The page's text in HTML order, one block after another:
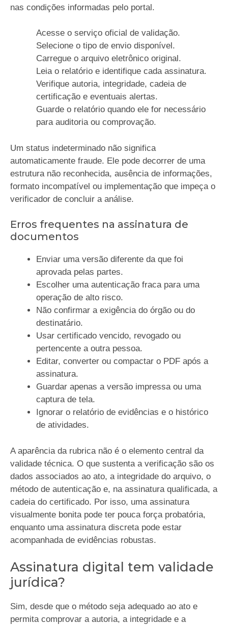
nas condições informadas pelo portal.
Acesse o serviço oficial de validação.
Selecione o tipo de envio disponível.
Carregue o arquivo eletrônico original.
Leia o relatório e identifique cada assinatura.
Verifique autoria, integridade, cadeia de
certificação e eventuais alertas.
Guarde o relatório quando ele for necessário
para auditoria ou comprovação.
Um status indeterminado não significa
automaticamente fraude. Ele pode decorrer de uma
estrutura não reconhecida, ausência de informações,
formato incompatível ou implementação que impeça o
verificador de concluir a análise.
Erros frequentes na assinatura de
documentos
Enviar uma versão diferente da que foi
aprovada pelas partes.
Escolher uma autenticação fraca para uma
operação de alto risco.
Não confirmar a exigência do órgão ou do
destinatário.
Usar certificado vencido, revogado ou
pertencente a outra pessoa.
Editar, converter ou compactar o PDF após a
assinatura.
Guardar apenas a versão impressa ou uma
captura de tela.
Ignorar o relatório de evidências e o histórico
de atividades.
A aparência da rubrica não é o elemento central da
validade técnica. O que sustenta a verificação são os
dados associados ao ato, a integridade do arquivo, o
método de autenticação e, na assinatura qualificada, a
cadeia do certificado. Por isso, uma assinatura
visualmente bonita pode ter pouca força probatória,
enquanto uma assinatura discreta pode estar
acompanhada de evidências robustas.
Assinatura digital tem validade
jurídica?
Sim, desde que o método seja adequado ao ato e
permita comprovar a autoria, a integridade e a